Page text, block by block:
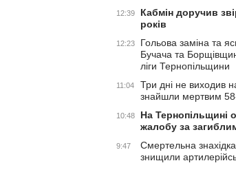
12:39
Кабмін доручив
років
12:23
Гольова заміна та
Бучача та
ліги Тернопільщини
11:04
Три дні не виходив
знайшли мертвим 58-
10:48
На Тернопільщині
жалобу за
9:47
Смертельна знахідка
знищили